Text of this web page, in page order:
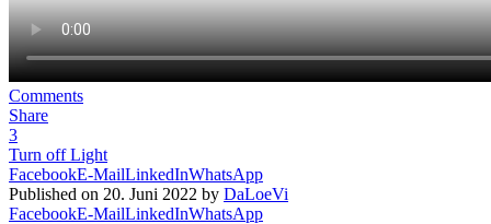
Comments
Share
3
Turn off Light
FacebookE-MailLinkedInWhatsApp
Published on 20. Juni 2022 by DaLoeVi
FacebookE-MailLinkedInWhatsApp